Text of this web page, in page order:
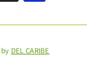
DEL CARIBE